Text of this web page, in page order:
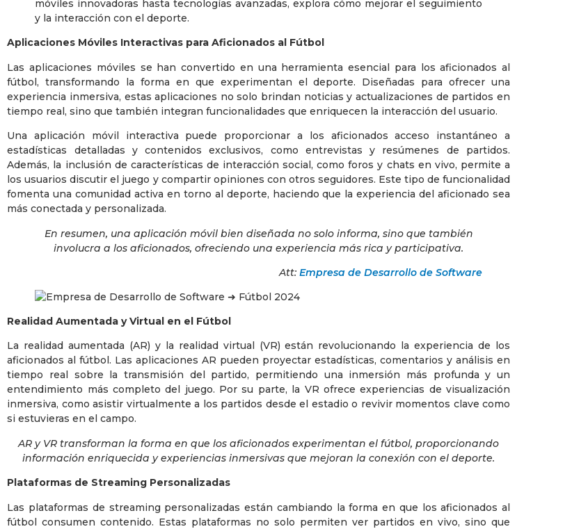
Aplicaciones Móviles Interactivas para Aficionados al Fútbol
Las aplicaciones móviles se han convertido en una herramienta esencial para los aficionados al
fútbol, transformando la forma en que experimentan el deporte. Diseñadas para ofrecer una
experiencia inmersiva, estas aplicaciones no solo brindan noticias y actualizaciones de partidos en
tiempo real, sino que también integran funcionalidades que enriquecen la interacción del usuario.
Una aplicación móvil interactiva puede proporcionar a los aficionados acceso instantáneo a
estadísticas detalladas y contenidos exclusivos, como entrevistas y resúmenes de partidos.
Además, la inclusión de características de interacción social, como foros y chats en vivo, permite a
los usuarios discutir el juego y compartir opiniones con otros seguidores. Este tipo de funcionalidad
fomenta una comunidad activa en torno al deporte, haciendo que la experiencia del aficionado sea
más conectada y personalizada.
En resumen, una aplicación móvil bien diseñada no solo informa, sino que también
involucra a los aficionados, ofreciendo una experiencia más rica y participativa.
Att: Empresa de Desarrollo de Software
Realidad Aumentada y Virtual en el Fútbol
La realidad aumentada (AR) y la realidad virtual (VR) están revolucionando la experiencia de los
aficionados al fútbol. Las aplicaciones AR pueden proyectar estadísticas, comentarios y análisis en
tiempo real sobre la transmisión del partido, permitiendo una inmersión más profunda y un
entendimiento más completo del juego. Por su parte, la VR ofrece experiencias de visualización
inmersiva, como asistir virtualmente a los partidos desde el estadio o revivir momentos clave como
si estuvieras en el campo.
AR y VR transforman la forma en que los aficionados experimentan el fútbol, proporcionando
información enriquecida y experiencias inmersivas que mejoran la conexión con el deporte.
Plataformas de Streaming Personalizadas
Las plataformas de streaming personalizadas están cambiando la forma en que los aficionados al
fútbol consumen contenido. Estas plataformas no solo permiten ver partidos en vivo, sino que